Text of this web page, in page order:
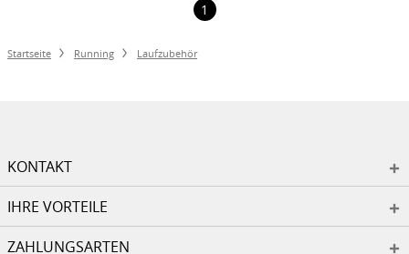
1
Startseite Running Laufzubehör
KONTAKT
IHRE VORTEILE
ZAHLUNGSARTEN